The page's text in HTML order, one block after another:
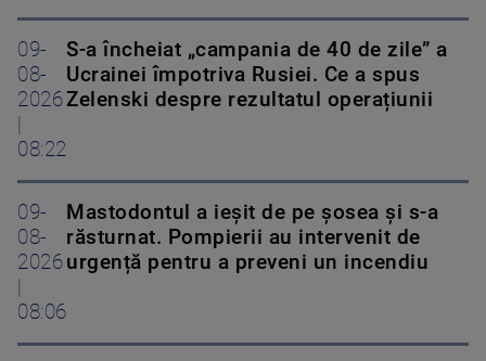
09-
08-
2026
|
08:22
S-a încheiat „campania de 40 de zile” a
Ucrainei împotriva Rusiei. Ce a spus
Zelenski despre rezultatul operațiunii
09-
08-
2026
|
08:06
Mastodontul a ieșit de pe șosea și s-a
răsturnat. Pompierii au intervenit de
urgență pentru a preveni un incendiu